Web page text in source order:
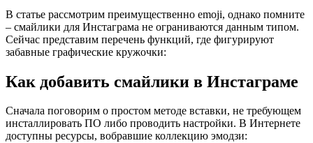
В статье рассмотрим преимущественно emoji, однако помните
– смайлики для Инстаграма не ограниваются данным типом.
Сейчас представим перечень функций, где фигурируют
забавные графические кружочки:
Как добавить смайлики в Инстаграме
Сначала поговорим о простом методе вставки, не требующем
инсталлировать ПО либо проводить настройки. В Интернете
доступны ресурсы, вобравшие коллекцию эмодзи: